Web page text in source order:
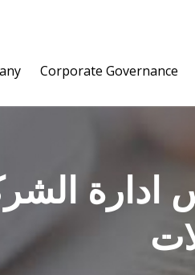
Corporate Governance